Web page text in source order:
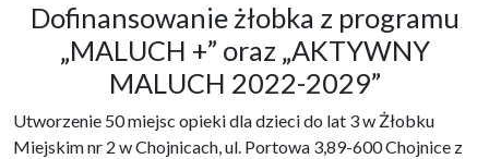
Dofinansowanie żłobka z programu
„MALUCH +” oraz „AKTYWNY
MALUCH 2022-2029”
Utworzenie 50 miejsc opieki dla dzieci do lat 3 w Żłobku
Miejskim nr 2 w Chojnicach, ul. Portowa 3,89-600 Chojnice z